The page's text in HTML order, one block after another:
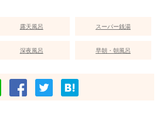
露天風呂 スーパー銭湯
深夜風呂 早朝・朝風呂